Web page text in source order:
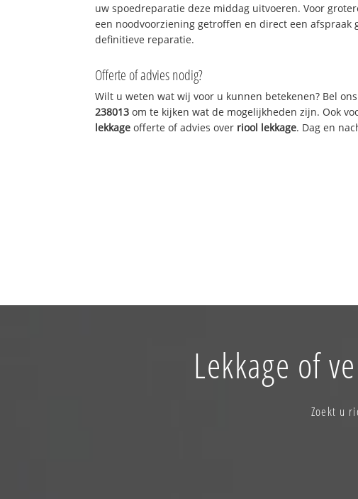
uw spoedreparatie deze middag uitvoeren. Voor
een noodvoorziening getroffen en direct een afspraak
definitieve reparatie.
Offerte of advies nodig?
Wilt u weten wat wij voor u kunnen betekenen? Bel
238013 om te kijken wat de mogelijkheden zijn. Ook
lekkage offerte of advies over riool lekkage. Dag en
Lekkage of
Zoekt u